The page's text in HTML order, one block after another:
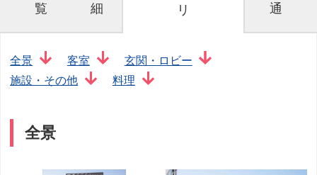
覧
細
リ
通
全景 客室
玄関・ロビー
施設・その他
料理
全景